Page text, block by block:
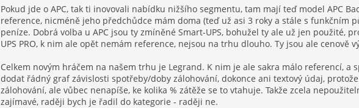
Pokud jde o APC, tak ti inovovali nabídku nižšího segmentu, tam mají teď model APC
reference, nicméně jeho předchůdce mám doma (teď už asi 3 roky a stále s funkčním
peníze. Dobrá volba u APC jsou ty zmíněné Smart-UPS, bohužel ty ale už jen použité,
UPS PRO, k nim ale opět nemám reference, nejsou na trhu dlouho. Ty jsou ale cenově
Celkem novým hráčem na našem trhu je Legrand. K nim je ale sakra málo referencí, a
dodat řádný graf závislosti spotřeby/doby zálohování, dokonce ani textový údaj,
zálohování, ale vůbec nenapíše, ke kolika % zátěže se to vtahuje. Takže zcela
zajímavé, raději bych je řadil do kategorie - raději ne.